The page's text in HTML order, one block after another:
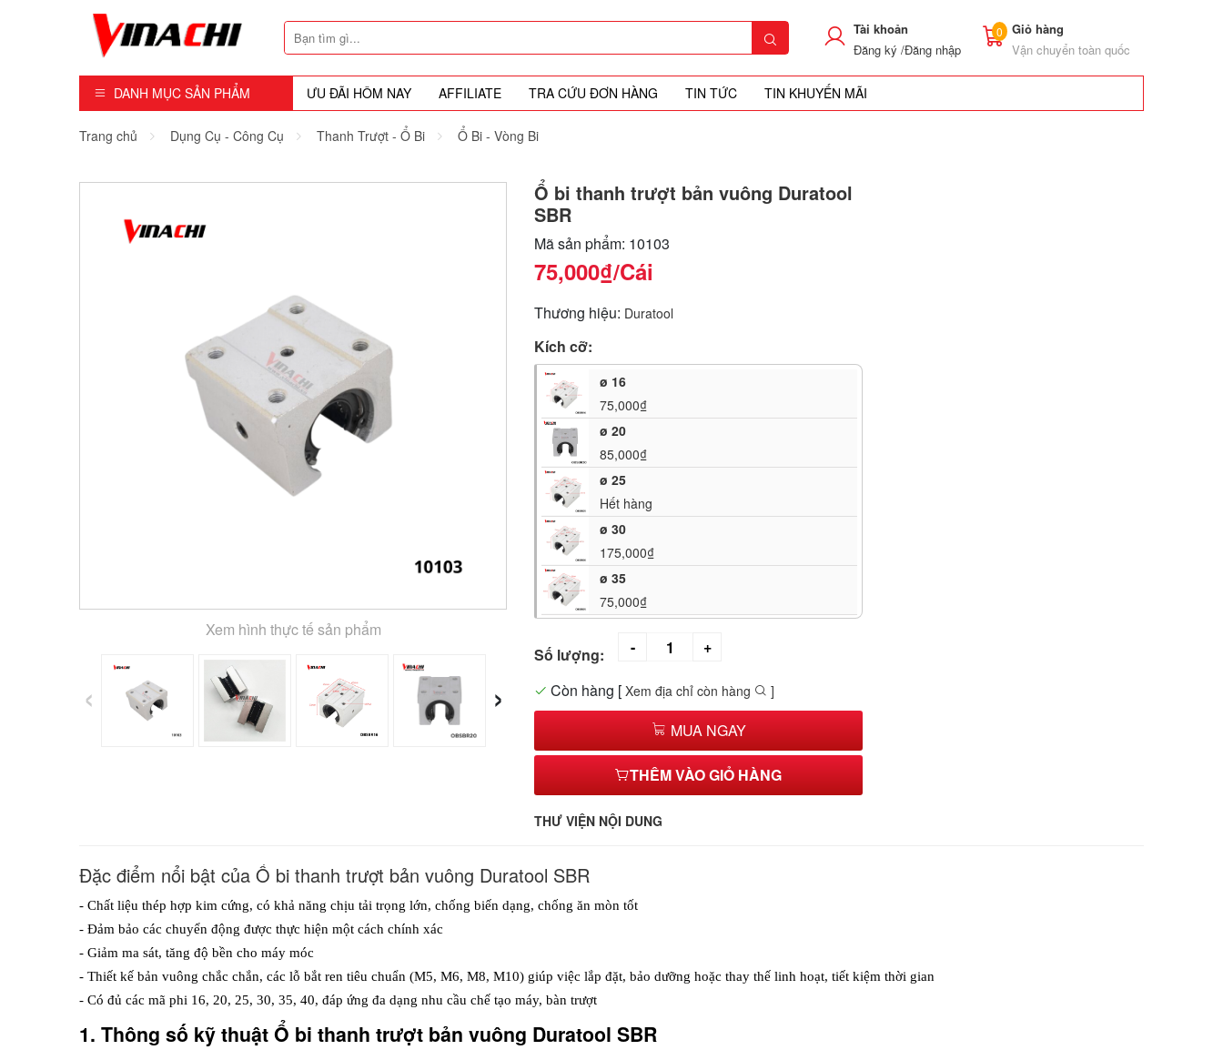
Tài khoản
Đăng ký /Đăng nhập
0
Giỏ hàng
Vận chuyển toàn quốc
DANH MỤC SẢN PHẨM ƯU ĐÃI HÔM NAY AFFILIATE TRA CỨU ĐƠN HÀNG TIN TỨC TIN KHUYẾN MÃI
Dụng Cụ - Công Cụ
Máy Cầm Tay
Khóa - Phụ Kiện Cửa
Trang chủ Dụng Cụ - Công Cụ Thanh Trượt - Ổ Bi Ổ Bi - Vòng Bi
Xem hình thực tế sản phẩm
‹ ›
Ổ bi thanh trượt bản vuông Duratool
SBR
Mã sản phẩm: 10103
75,000₫/Cái
Thương hiệu: Duratool
Kích cỡ:
ø 16
75,000₫
ø 20
85,000₫
ø 25
Hết hàng
ø 30
175,000₫
ø 35
75,000₫
Số lượng:
Còn hàng [ Xem địa chỉ còn hàng ]
MUA NGAY
THÊM VÀO GIỎ HÀNG
THƯ VIỆN NỘI DUNG
Đặc điểm nổi bật của Ổ bi thanh trượt bản vuông Duratool SBR
- Chất liệu thép hợp kim cứng, có khả năng chịu tải trọng lớn, chống biến dạng, chống ăn mòn tốt
- Đảm bảo các chuyển động được thực hiện một cách chính xác
- Giảm ma sát, tăng độ bền cho máy móc
- Thiết kế bản vuông chắc chắn, các lỗ bắt ren tiêu chuẩn (M5, M6, M8, M10) giúp việc lắp đặt, bảo dưỡng hoặc thay thế linh hoạt, tiết kiệm thời gian
- Có đủ các mã phi 16, 20, 25, 30, 35, 40, đáp ứng đa dạng nhu cầu chế tạo máy, bàn trượt
1. Thông số kỹ thuật Ổ bi thanh trượt bản vuông Duratool SBR